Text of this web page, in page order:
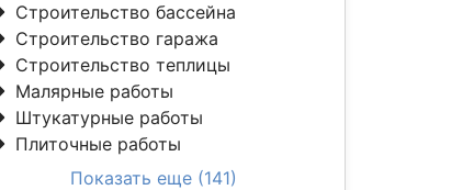
Строительство бассейна
Строительство гаража
Строительство теплицы
Малярные работы
Штукатурные работы
Плиточные работы
Показать еще (141)